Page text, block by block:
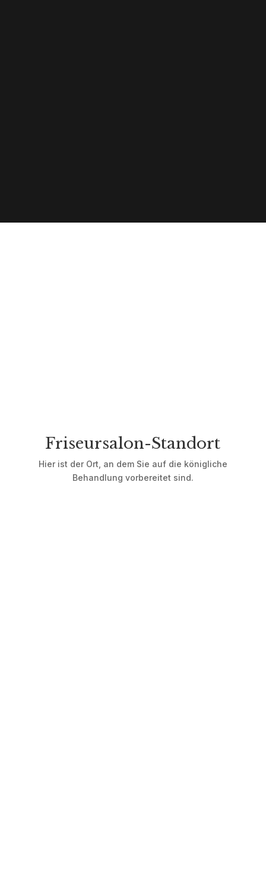
Friseursalon-Standort
Hier ist der Ort, an dem Sie auf die königliche
Behandlung vorbereitet sind.